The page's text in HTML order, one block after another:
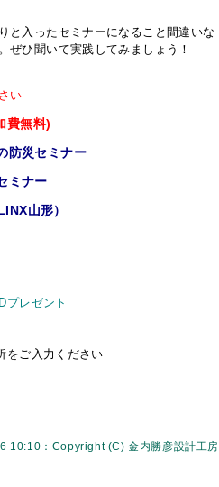
と入ったセミナーになること間違いな
ぜひ聞いて実践してみましょう！
い
費無料)
防災セミナー
ミナー
山形）
レゼント
をご入力ください
10:10：Copyright (C)金内勝彦設計工房